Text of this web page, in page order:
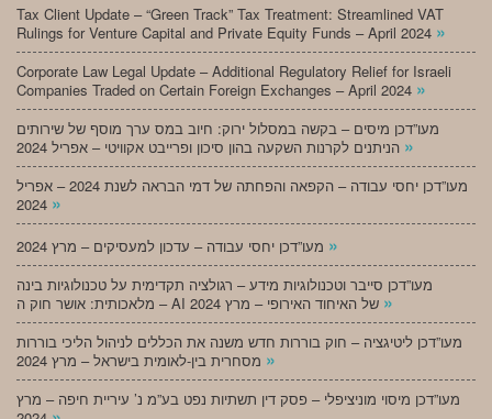
Tax Client Update – “Green Track” Tax Treatment: Streamlined VAT
Rulings for Venture Capital and Private Equity Funds – April 2024 »
Corporate Law Legal Update – Additional Regulatory Relief for Israeli
Companies Traded on Certain Foreign Exchanges – April 2024 »
מעו”דכן מיסים – בקשה במסלול ירוק: חיוב במס ערך מוסף של שירותים
»
מעו”דכן יחסי עבודה – הקפאה והפחתה של דמי הבראה לשנת 2024 – אפריל
»
»
מעו”דכן סייבר וטכנולוגיות מידע – רגולציה תקדימית על טכנולוגיות בינה
»
מעו”דכן ליטיגציה – חוק בוררות חדש משנה את הכללים לניהול הליכי בוררות
»
מעו”דכן מיסוי מוניציפלי – פסק דין תשתיות נפט בע”מ נ’ עיריית חיפה – מרץ